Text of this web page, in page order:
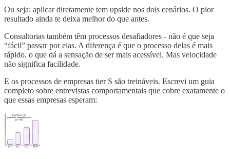
Ou seja: aplicar diretamente tem upside nos dois cenários. O pior
resultado ainda te deixa melhor do que antes.
Consultorias também têm processos desafiadores - não é que seja
“fácil” passar por elas. A diferença é que o processo delas é mais
rápido, o que dá a sensação de ser mais acessível. Mas velocidade
não significa facilidade.
E os processos de empresas tier S são treináveis. Escrevi um guia
completo sobre entrevistas comportamentais que cobre exatamente o
que essas empresas esperam: